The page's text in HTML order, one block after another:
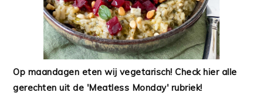
Op maandagen eten wij vegetarisch! Check hier alle
gerechten uit de 'Meatless Monday' rubriek!